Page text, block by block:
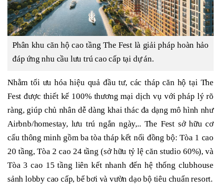
Phân khu căn hộ cao tầng The Fest là giải pháp hoàn hảo
đáp ứng nhu cầu lưu trú cao cấp tại dự án.
Nhằm tối ưu hóa hiệu quả đầu tư, các tháp căn hộ tại The
Fest được thiết kế 100% thương mại dịch vụ với pháp lý rõ
ràng, giúp chủ nhân dễ dàng khai thác đa dạng mô hình như
Airbnb/homestay, lưu trú ngắn ngày,.. The Fest sở hữu cơ
cấu thông minh gồm ba tòa tháp kết nối đồng bộ: Tòa 1 cao
20 tầng, Tòa 2 cao 24 tầng (sở hữu tỷ lệ căn studio 60%), và
Tòa 3 cao 15 tầng liên kết nhanh đến hệ thống clubhouse
sảnh lobby cao cấp, bể bơi và vườn dạo bộ tiêu chuẩn resort.